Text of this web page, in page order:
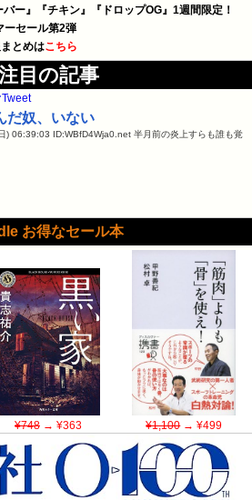
ー』『チキン』『ドロップOG』1週間限定！
ーセール第2弾
とめはこちら
目の記事
だ奴、いない
) 06:39:03 ID:WBfD4Wja0.net 半月前の炎上すらも誰も覚
お得なセール本
¥748→ ¥363 ¥1,100→ ¥499